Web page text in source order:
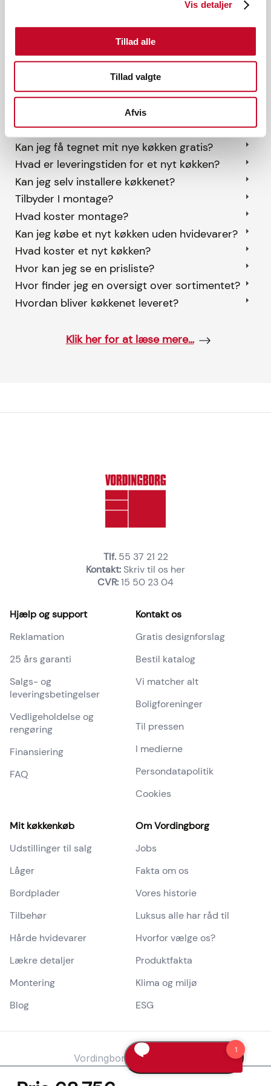
Vis detaljer
Tillad alle
Tillad valgte
Afvis
Vi har samlet de hyppigst stillede spørgsmål
nedenfor. Hvis du ikke får svar på dit spørgsmål, er
du meget velkommen til at ringe til os på +45 55 37
21 22.
Hvordan får jeg et nyt køkken
Hvad betyder ALT INKLUSIVE?
Kan jeg få tegnet mit nye køkken gratis?
Hvad er leveringstiden for et nyt køkken?
Kan jeg selv installere køkkenet?
Tilbyder I montage?
Hvad koster montage?
Kan jeg købe et nyt køkken uden hvidevarer?
Hvad koster et nyt køkken?
Hvor kan jeg se en prisliste?
Hvor finder jeg en oversigt over sortimentet?
Hvordan bliver køkkenet leveret?
Klik her for at læse mere…
Tlf. 55 37 21 22
Kontakt: Skriv til os her
CVR:15 50 23 04
Sidefod
Hjælp og support
Reklamation
25 års garanti
Salgs- og
leveringsbetingelser
Vedligeholdelse og
rengøring
Finansiering
FAQ
Kontakt os
Gratis designforslag
Bestil katalog
Vi matcher alt
Boligforeninger
Til pressen
I medierne
Persondatapolitik
Cookies
Mit køkkenkøb
Udstillinger til salg
Låger
Bordplader
Tilbehør
Hårde hvidevarer
Lækre detaljer
Montering
Blog
Om Vordingborg
Jobs
Fakta om os
Vores historie
Luksus alle har råd til
Hvorfor vælge os?
Produktfakta
Klima og miljø
ESG
Vordingborg Køkken
Administration / Servicecenter